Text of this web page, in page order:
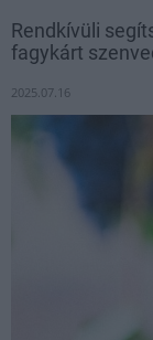
Rendkívüli
fagykárt
2025.07.16